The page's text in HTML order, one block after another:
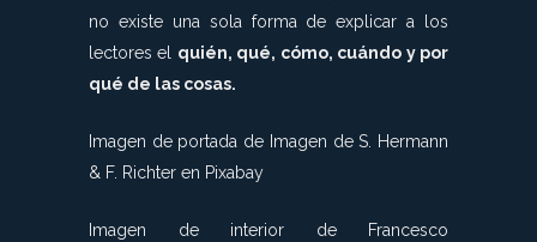
no existe una sola forma de explicar a los
lectores el quién, qué, cómo, cuándo y por
qué de las cosas.
Imagen de portada de Imagen de S. Hermann
& F. Richter en Pixabay
Imagen de interior de Francesco